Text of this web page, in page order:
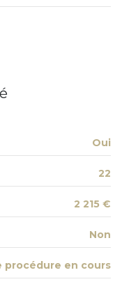
Oui
22
2 215 €
Non
procédure en cours